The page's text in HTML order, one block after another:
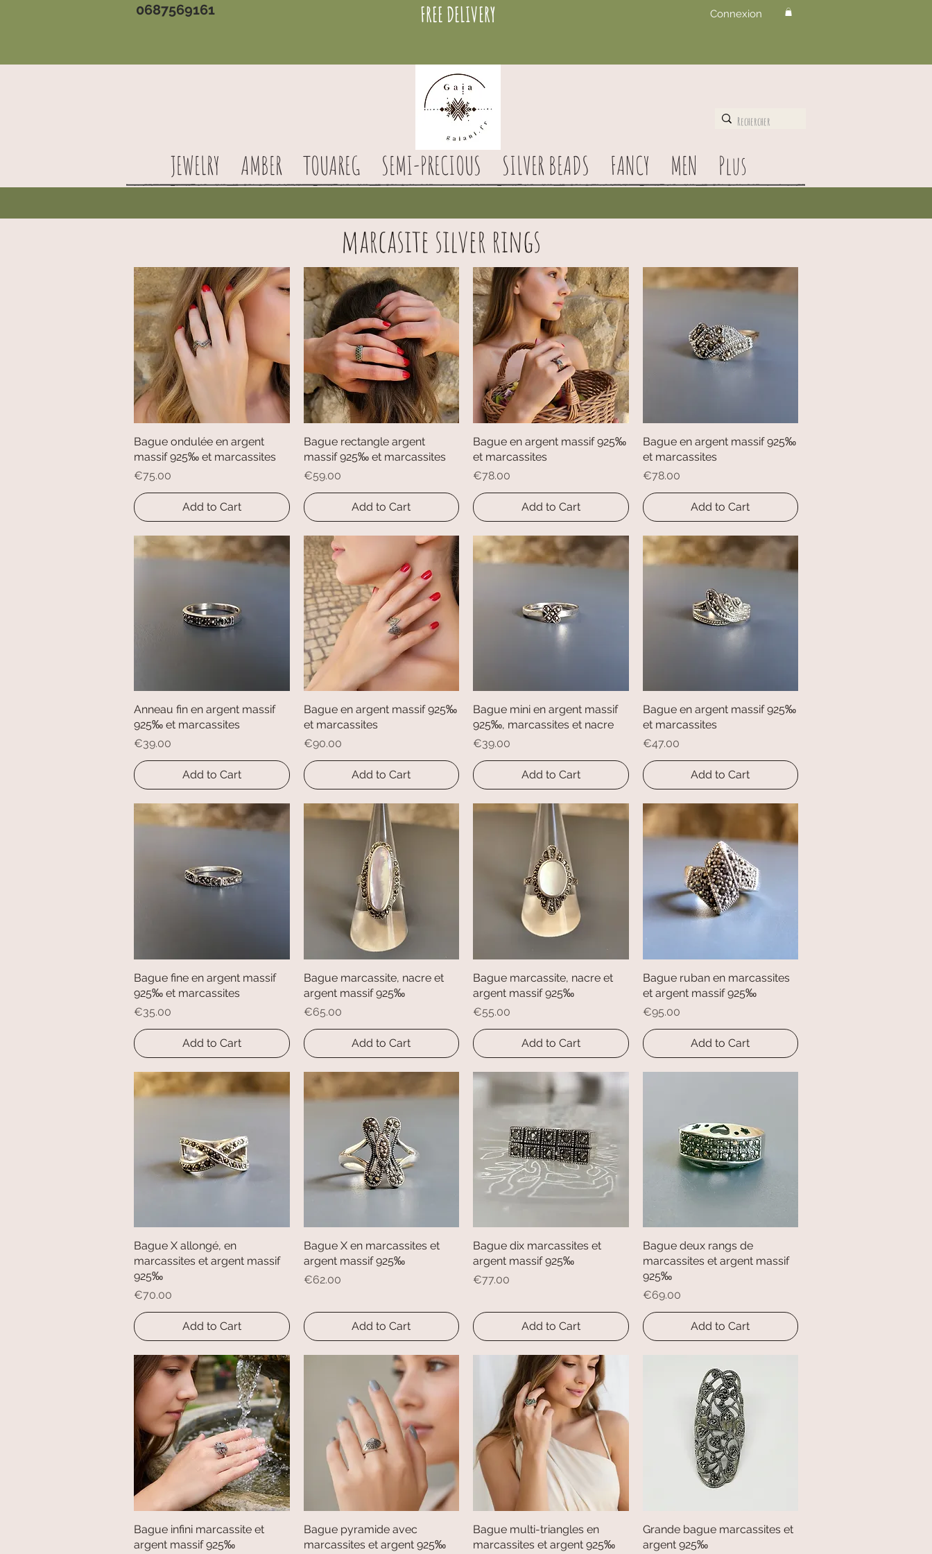
0687569161 FREE DELIVERY Connexion
JEWELRY AMBER TOUAREG SEMI-PRECIOUS SILVER BEADS FANCY MEN Plus
Quick View
Bague ondulée en argent
massif 925‰ et marcassites
Price
€75.00
Add to Cart
Quick View
Bague rectangle argent
massif 925‰ et marcassites
Price
€59.00
Add to Cart
Quick View
Bague en argent massif 925‰
et marcassites
Price
€78.00
Add to Cart
Quick View
Bague en argent massif 925‰
et marcassites
Price
€78.00
Add to Cart
Quick View
Anneau fin en argent massif
925‰ et marcassites
Price
€39.00
Add to Cart
Quick View
Bague en argent massif 925‰
et marcassites
Price
€90.00
Add to Cart
Quick View
Bague mini en argent massif
925‰, marcassites et nacre
Price
€39.00
Add to Cart
Quick View
Bague en argent massif 925‰
et marcassites
Price
€47.00
Add to Cart
Quick View
Bague fine en argent massif
925‰ et marcassites
Price
€35.00
Add to Cart
Quick View
Bague marcassite, nacre et
argent massif 925‰
Price
€65.00
Add to Cart
Quick View
Bague marcassite, nacre et
argent massif 925‰
Price
€55.00
Add to Cart
Quick View
Bague ruban en marcassites
et argent massif 925‰
Price
€95.00
Add to Cart
Quick View
Bague X allongé, en
marcassites et argent massif
925‰
Price
€70.00
Add to Cart
Quick View
Bague X en marcassites et
argent massif 925‰
Price
€62.00
Add to Cart
Quick View
Bague dix marcassites et
argent massif 925‰
Price
€77.00
Add to Cart
Quick View
Bague deux rangs de
marcassites et argent massif
925‰
Price
€69.00
Add to Cart
Quick View
Bague infini marcassite et
argent massif 925‰
Quick View
Bague pyramide avec
marcassites et argent 925‰
Quick View
Bague multi-triangles en
marcassites et argent 925‰
Quick View
Grande bague marcassites et
argent 925‰
marcasite silver rings